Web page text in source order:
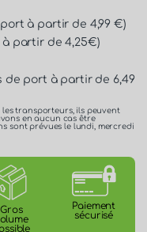
à partir de 4,99 €)
partir de 4,25€)
de port à partir de 6,49
transporteurs, ils peuvent
en aucun cas être
sont prévues le lundi, mercredi
Gros
Paiement
sécurisé